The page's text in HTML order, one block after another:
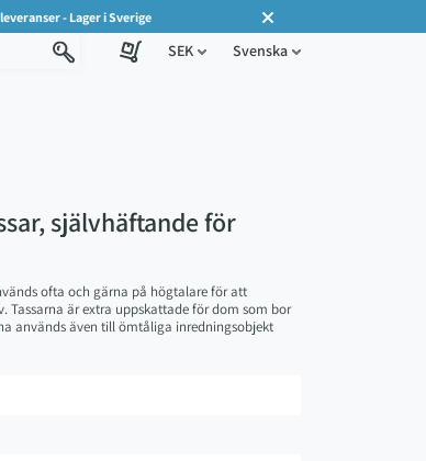
- Lager i Sverige
SEK Svenska
självhäftande för
ofta och gärna på högtalare för att
är extra uppskattade för dom som bor
används även till ömtåliga inredningsobjekt